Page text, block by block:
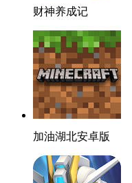
财神养成记
加油湖北安卓版